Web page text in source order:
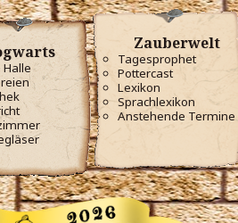
Zauberwelt
Tagesprophet
Pottercast
Lexikon
Sprachlexikon
Anstehende Termine